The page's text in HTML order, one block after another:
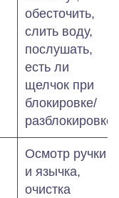
обесточить,
слить воду,
послушать,
есть ли
щелчок при
блокировке/
разблокировке
Осмотр ручки
и язычка,
очистка